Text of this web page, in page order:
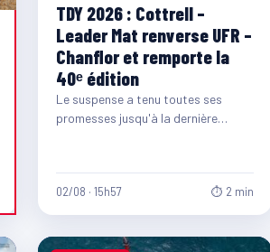
TDY 2026 : Cottrell –
Leader Mat renverse UFR –
Chanflor et remporte la
40ᵉ édition
Le suspense a tenu toutes ses
promesses jusqu'à la dernière
02/08 · 15h57 ⏱ 2 min